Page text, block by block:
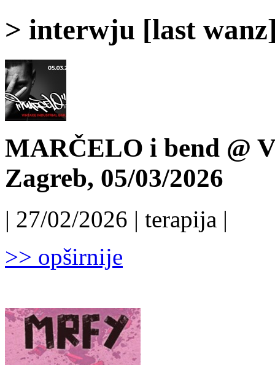
> interwju [last
MARČELO i bend @
Zagreb, 05/03/2026
| 27/02/2026 | terapija |
>> opširnije